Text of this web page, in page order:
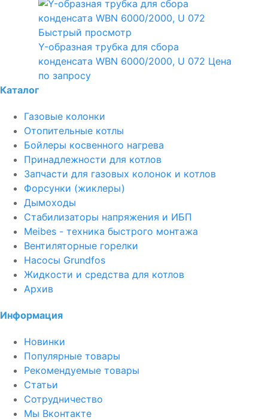
Быстрый просмотр
Y-образная трубка для сбора
конденсата WBN 6000/2000, U 072 Цена
по запросу
Каталог
Газовые колонки
Отопительные котлы
Бойлеры косвенного нагрева
Принадлежности для котлов
Запчасти для газовых колонок и котлов
Форсунки (жиклеры)
Дымоходы
Стабилизаторы напряжения и ИБП
Meibes - техника быстрого монтажа
Вентиляторные горелки
Насосы Grundfos
Жидкости и средства для котлов
Архив
Информация
Новинки
Популярные товары
Рекомендуемые товары
Статьи
Сотрудничество
Мы Вконтакте